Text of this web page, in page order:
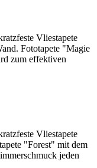
Vliestapete
Fototapete "Magie
zum effektiven
Vliestapete
"Forest" mit dem
jeden